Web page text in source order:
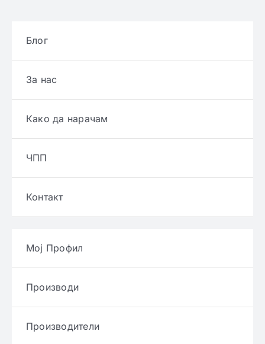
Блог
За нас
Како да нарачам
ЧПП
Контакт
Мој Профил
Производи
Производители